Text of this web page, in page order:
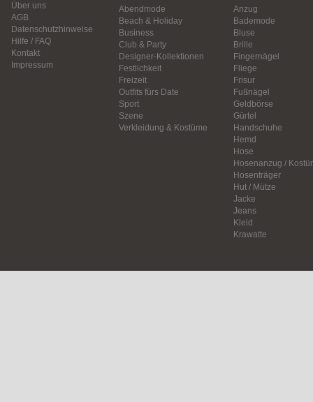
Über uns
AGB
Datenschutzhinweise
Hilfe / FAQ
Kontakt
Impressum
Abendmode
Beach & Holiday
Business
Club & Party
Designer-Kollektionen
Festlichkeit
Freizeit
Outfits fürs Date
Sport
Szene
Verkleidung & Kostüme
Anzug
Bademode
Bluse
Brille
Fingernägel
Fliege
Frisur
Fußnägel
Geldbörse
Gürtel
Handschuhe
Hemd
Hose
Hosenanzug /
Hosenträger
Hut / Mütze
Jacke
Jeans
Kleid
Krawatte